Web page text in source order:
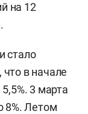
на 12
стало
в начале
3 марта
8%. Летом